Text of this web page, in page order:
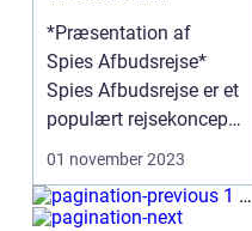
Eventyrlystne
Rejsende**
*Præsentation af
Spies Afbudsrejse*
Spies Afbudsrejse er et
populært rejsekoncept,
der tiltaler båd...
01 november 2023
1 …